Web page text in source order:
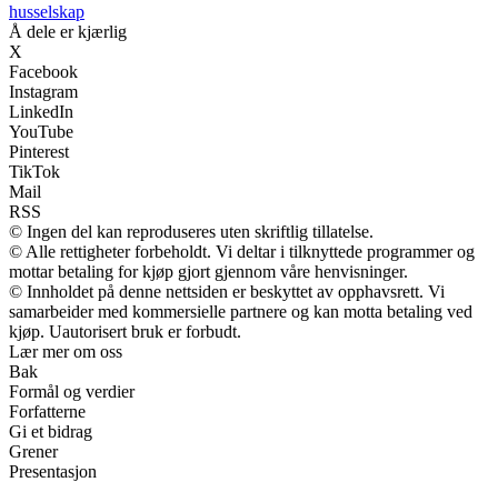
husselskap
Å dele er kjærlig
X
Facebook
Instagram
LinkedIn
YouTube
Pinterest
TikTok
Mail
RSS
© Ingen del kan reproduseres uten skriftlig tillatelse.
© Alle rettigheter forbeholdt. Vi deltar i tilknyttede programmer og
mottar betaling for kjøp gjort gjennom våre henvisninger.
© Innholdet på denne nettsiden er beskyttet av opphavsrett. Vi
samarbeider med kommersielle partnere og kan motta betaling ved
kjøp. Uautorisert bruk er forbudt.
Lær mer om oss
Bak
Formål og verdier
Forfatterne
Gi et bidrag
Grener
Presentasjon